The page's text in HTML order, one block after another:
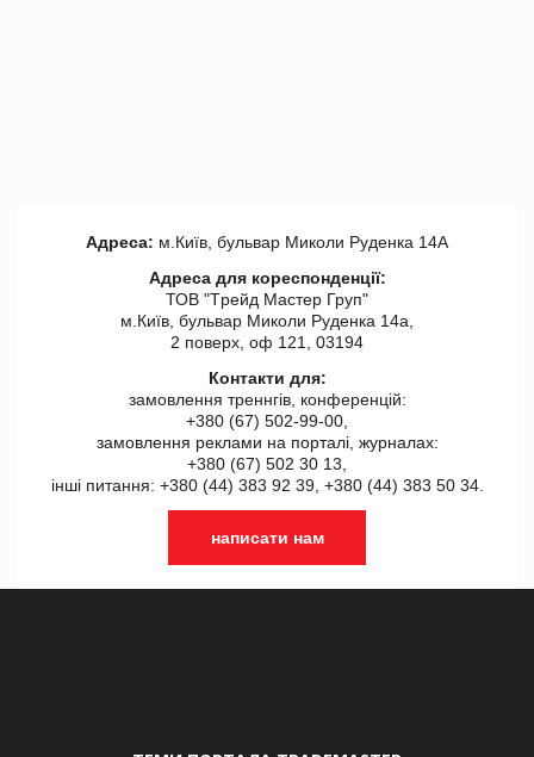
Адреса: м.Київ, бульвар Миколи Руденка 14А
Адреса для кореспонденції:
ТОВ "Tрейд Мастер Груп"
м.Київ, бульвар Миколи Руденка 14а,
2 поверх, оф 121, 03194
Контакти для:
замовлення треннгів, конференцій:
+380 (67) 502-99-00,
замовлення реклами на порталі, журналах:
+380 (67) 502 30 13,
інші питання: +380 (44) 383 92 39, +380 (44) 383 50 34.
написати нам